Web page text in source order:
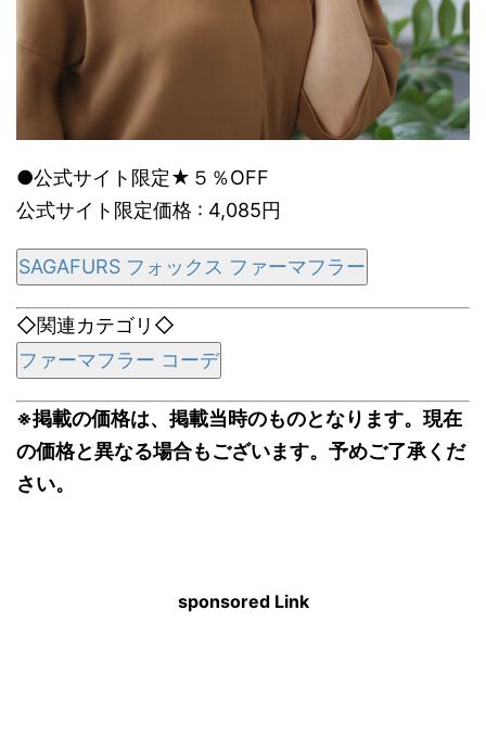
●公式サイト限定★５％OFF
公式サイト限定価格 : 4,085円
SAGAFURS フォックス ファーマフラー
◇関連カテゴリ◇
ファーマフラー コーデ
※掲載の価格は、掲載当時のものとなります。現在
の価格と異なる場合もございます。予めご了承くだ
さい。
sponsored Link